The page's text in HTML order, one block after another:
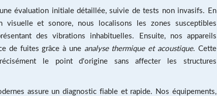
évaluation initiale détaillée, suivie de tests non invasifs. En
visuelle et sonore, nous localisons les zones susceptibles
des vibrations inhabituelles. Ensuite, nos appareils
de fuites grâce à une analyse thermique et acoustique. Cette
le point d'origine sans affecter les structures
assure un diagnostic fiable et rapide. Nos équipements,